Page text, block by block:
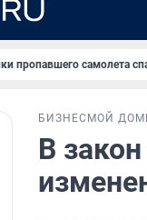
пропавшего самолета
БИЗНЕС МОЙ ДОМ
В